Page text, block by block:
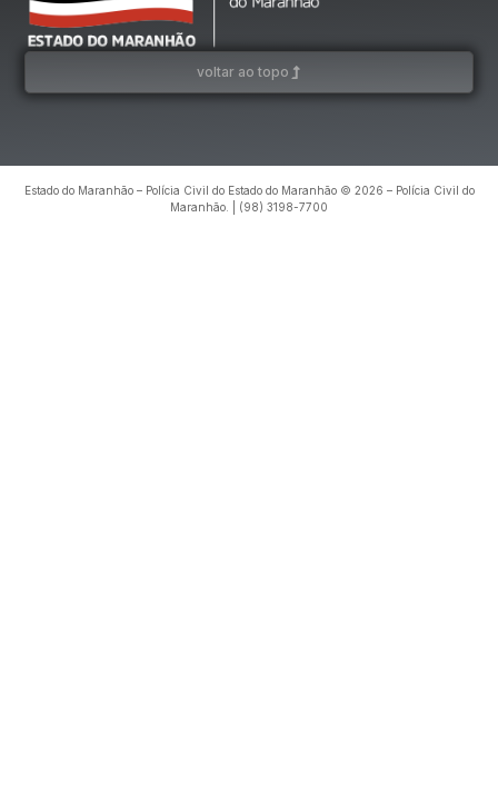
voltar ao topo
Estado do Maranhão – Polícia Civil do Estado do Maranhão © 2026 – Polícia Civil do
Maranhão. | (98) 3198-7700